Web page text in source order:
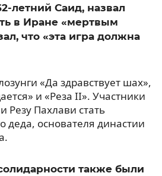
летний Саид, назвал
в Иране «мертвым
что «эта игра должна
«Да здравствует шах»,
и «Реза II». Участники
Резу Пахлави стать
деда, основателя династии
также были